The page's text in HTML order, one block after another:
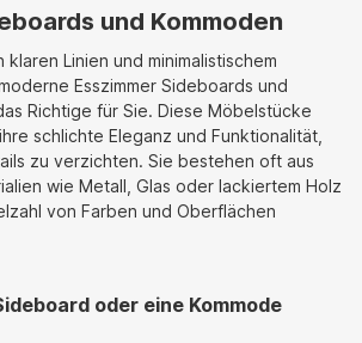
und Kommoden
klaren Linien und minimalistischem
Esszimmer Sideboards und
Richtige für Sie. Diese Möbelstücke
schlichte Eleganz und Funktionalität,
zu verzichten. Sie bestehen oft aus
wie Metall, Glas oder lackiertem Holz
von Farben und Oberflächen
oder eine Kommode